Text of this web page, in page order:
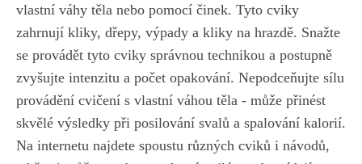
vlastní váhy⁢ těla⁣ nebo⁢ pomocí ‍činek. Tyto ⁣cviky
zahrnují kliky, dřepy, výpady a kliky na hrazdě.‌ Snažte
⁣se provádět​ tyto cviky správnou technikou a‌ postupně
zvyšujte intenzitu a počet⁤ opakování.‌ Nepodceňujte sílu
provádění cvičení s vlastní váhou‍ těla ‌- ‍může přinést
skvělé ⁤výsledky ‌při⁢ posilování svalů a spalování⁢ kalorií.
Na internetu ‌najdete ⁤spoustu různých ⁣cviků​ i ​návodů,